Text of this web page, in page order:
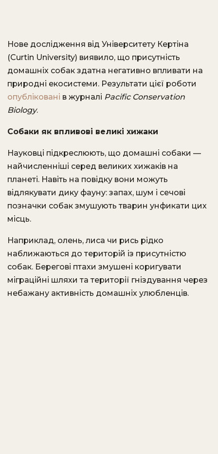
Нове дослідження від Університету Кертіна
(Curtin University) виявило, що присутність
домашніх собак здатна негативно впливати на
природні екосистеми. Результати цієї роботи
опубліковані в журналі Pacific Conservation
Biology.
Собаки як впливові великі хижаки
Науковці підкреслюють, що домашні собаки —
найчисленніші серед великих хижаків на
планеті. Навіть на повідку вони можуть
відлякувати дику фауну: запах, шум і сечові
позначки собак змушують тварин унфикати цих
місць.
Наприклад, олень, лиса чи рись рідко
наближаються до територій із присутністю
собак. Берегові птахи змушені коригувати
міграційні шляхи та території гніздування через
небажану активність домашніх улюбленців.